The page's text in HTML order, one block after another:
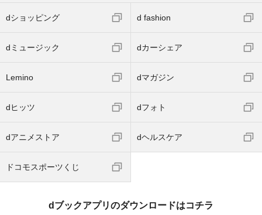
dショッピング d fashion
dミュージック dカーシェア
Lemino dマガジン
dヒッツ dフォト
dアニメストア dヘルスケア
ドコモスポーツくじ
dブックアプリのダウンロードはコチラ